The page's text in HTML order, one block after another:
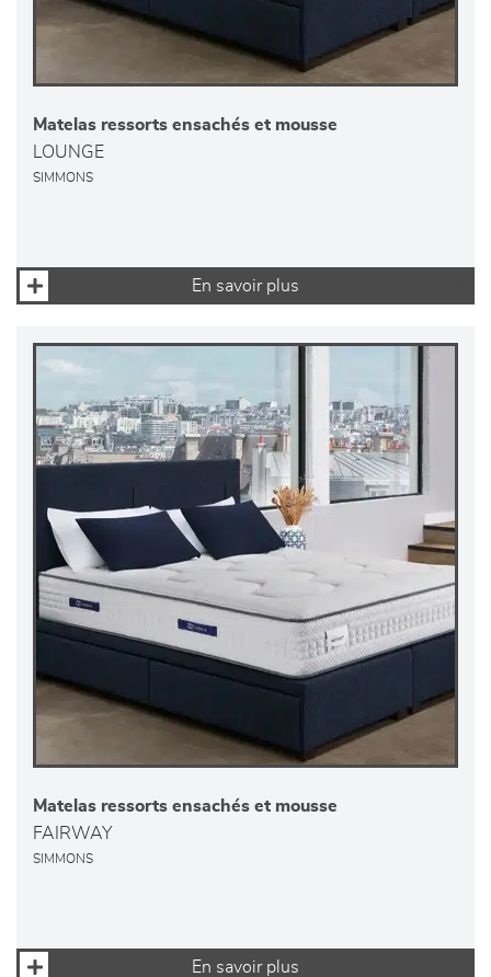
Matelas ressorts ensachés et mousse
LOUNGE
SIMMONS
En savoir plus
Matelas ressorts ensachés et mousse
FAIRWAY
SIMMONS
En savoir plus